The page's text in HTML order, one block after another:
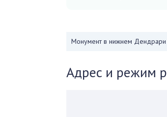
Монумент в нижнем Дендрари
Адрес и режим